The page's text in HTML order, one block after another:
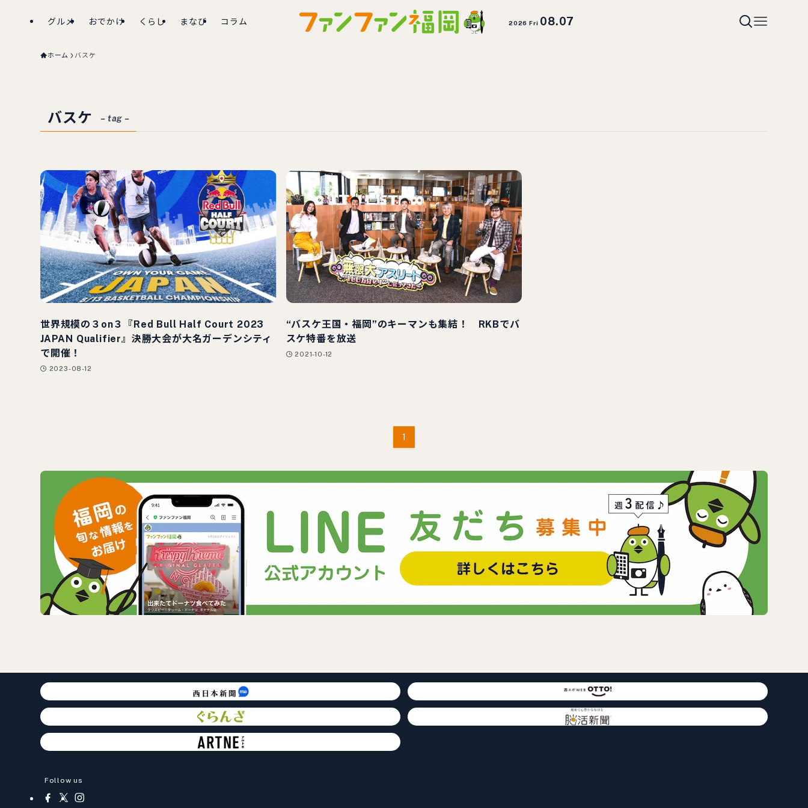
グルメ おでかけ くらし まなび コラム 2026 Fri 08.07
ホーム バスケ
バスケ – tag –
世界規模の３on３『Red Bull Half Court 2023
JAPAN Qualifier』決勝大会が大名ガーデンシティ
で開催！
2023-08-12
“バスケ王国・福岡”のキーマンも集結！ RKBでバ
スケ特番を放送
2021-10-12
1
Follow us